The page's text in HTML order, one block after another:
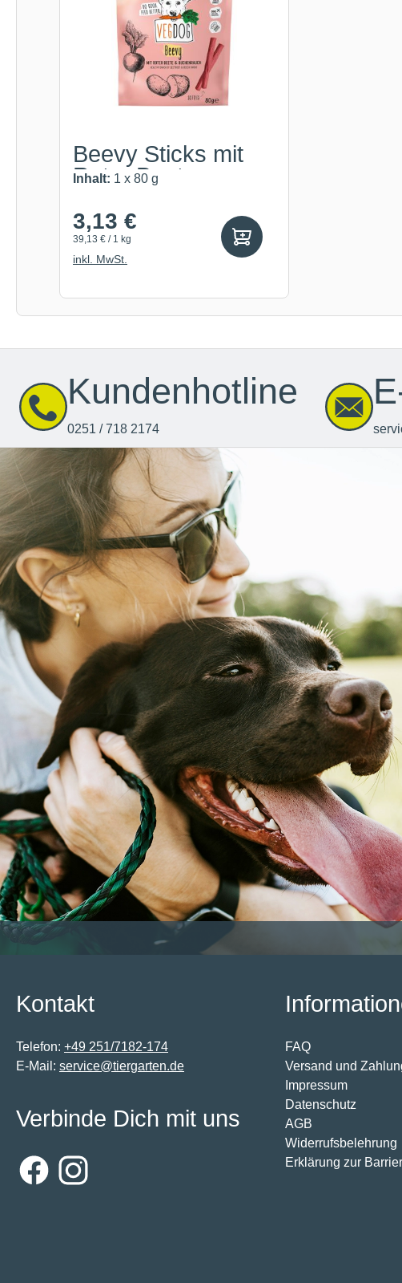
Beevy Sticks mit
Roter Beet...
Inhalt: 1 x 80 g
3,13 €
39,13 € / 1 kg
inkl. MwSt.
Kundenhotline
0251 / 718 2174
Kontakt
Telefon: +49 251/7182-174
E-Mail: service@tiergarten.de
FAQ
Versand und
Impressum
Datenschutz
AGB
Widerrufsbelehrung
Erklärung zur
Verbinde Dich mit uns
FacebookInstagram